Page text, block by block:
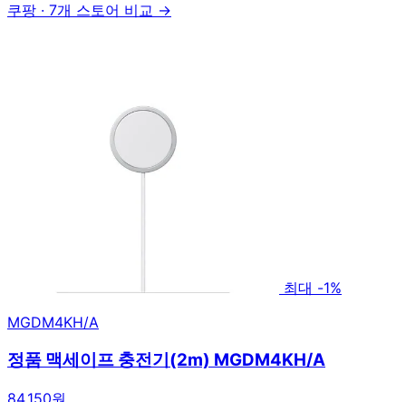
쿠팡 · 7개 스토어 비교 →
최대 -1%
MGDM4KH/A
정품 맥세이프 충전기(2m) MGDM4KH/A
84,150원